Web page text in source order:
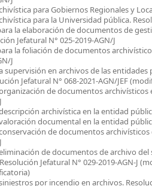
para Gobiernos Regionales y
para la Universidad pública.
la elaboración de documentos de
Jefatural N° 025-2019-AGN/J
la foliación de documentos
J
supervisión en archivos de las entidades
Jefatural N° 068-2021-AGN/JEF
de documentos archivísticos
archivística en la entidad
documental en la entidad
de documentos
de documentos de archivo del
Jefatural N° 029-2019-AGN-J
por incendio en archivos.